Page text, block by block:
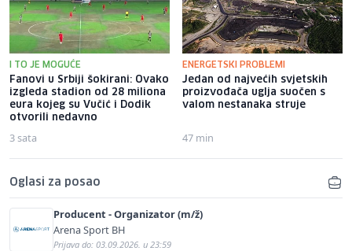
I TO JE MOGUĆE
Fanovi u Srbiji šokirani: Ovako
izgleda stadion od 28 miliona
eura kojeg su Vučić i Dodik
otvorili nedavno
3 sata
ENERGETSKI PROBLEMI
Jedan od najvećih svjetskih
proizvođača uglja suočen s
valom nestanaka struje
47 min
Oglasi za posao
Producent - Organizator (m/ž)
Arena Sport BH
Prijava do: 03.09.2026. u 23:59